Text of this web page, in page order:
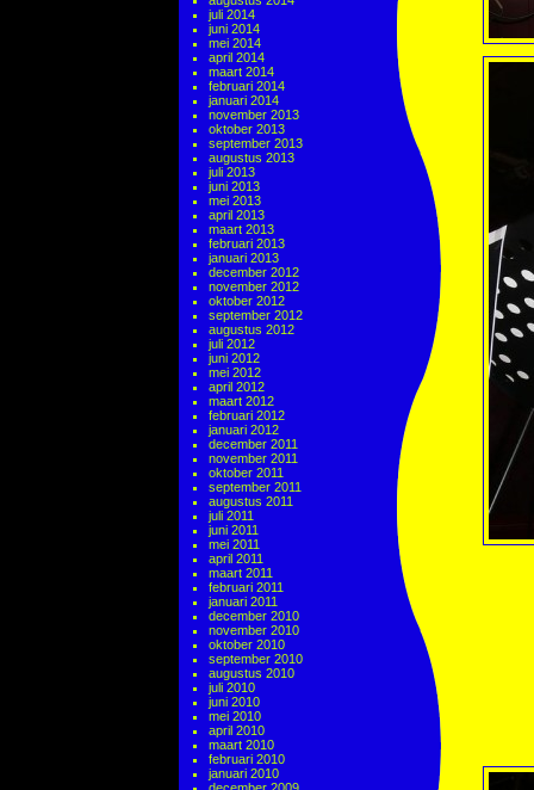
juli 2014
juni 2014
mei 2014
april 2014
maart 2014
februari 2014
januari 2014
november 2013
oktober 2013
september 2013
augustus 2013
juli 2013
juni 2013
mei 2013
april 2013
maart 2013
februari 2013
januari 2013
december 2012
november 2012
oktober 2012
september 2012
augustus 2012
juli 2012
juni 2012
mei 2012
april 2012
maart 2012
februari 2012
januari 2012
december 2011
november 2011
oktober 2011
september 2011
augustus 2011
juli 2011
juni 2011
mei 2011
april 2011
maart 2011
februari 2011
januari 2011
december 2010
november 2010
oktober 2010
september 2010
augustus 2010
juli 2010
juni 2010
mei 2010
april 2010
maart 2010
februari 2010
januari 2010